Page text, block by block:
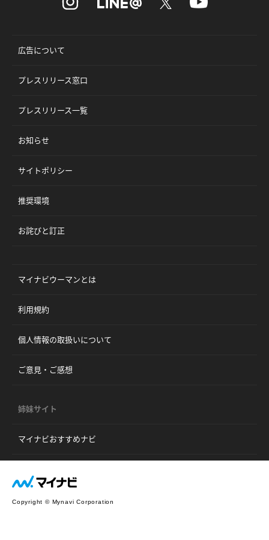
広告について
プレスリリース窓口
プレスリリース一覧
お知らせ
サイトポリシー
推奨環境
お詫びと訂正
マイナビウーマンとは
利用規約
個人情報の取扱いについて
ご意見・ご感想
姉妹サイト
マイナビおすすめナビ
Copyright © Mynavi Corporation